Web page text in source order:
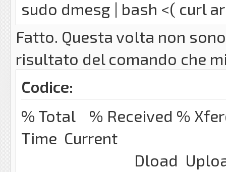
sudo dmesg | bash <( curl
Fatto. Questa volta non
risultato del comando che
Codice:
% Total % Received %
Time Current
Dload Upload